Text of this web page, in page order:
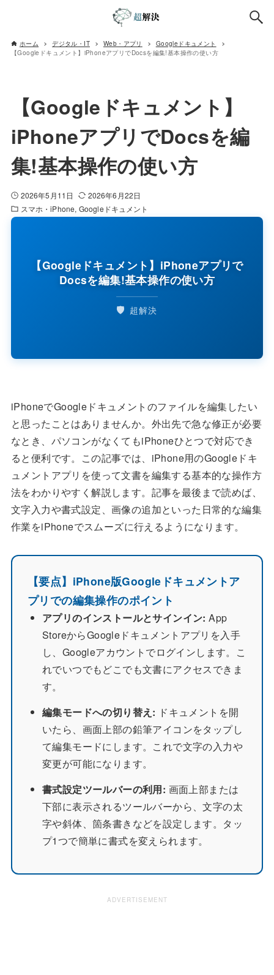
ホーム デジタル・IT Web・アプリ
Googleドキュメント
【Googleドキュメント】iPhoneアプリでDocsを編集!基本操作の使い方
【Googleドキュメント】
iPhoneアプリでDocsを編
集!基本操作の使い方
2026年5月11日
2026年6月22日
スマホ・iPhone Googleドキュメント
【Googleドキュメント】iPhoneアプリで
Docsを編集!基本操作の使い方
🛡️ 超解決
iPhoneでGoogleドキュメントのファイルを編集したい
と思ったことはありませんか。外出先で急な修正が必要
なとき、パソコンがなくてもiPhoneひとつで対応でき
ると便利です。この記事では、iPhone用のGoogleドキ
ュメントアプリを使って文書を編集する基本的な操作方
法をわかりやすく解説します。記事を最後まで読めば、
文字入力や書式設定、画像の追加といった日常的な編集
作業をiPhoneでスムーズに行えるようになります。
【要点】iPhone版Googleドキュメントア
プリでの編集操作のポイント
アプリのインストールとサインイン: App
StoreからGoogleドキュメントアプリを入手
し、Googleアカウントでログインします。こ
れでいつでもどこでも文書にアクセスできま
す。
編集モードへの切り替え: ドキュメントを開
いたら、画面上部の鉛筆アイコンをタップし
て編集モードにします。これで文字の入力や
変更が可能になります。
書式設定ツールバーの利用: 画面上部または
下部に表示されるツールバーから、文字の太
字や斜体、箇条書きなどを設定します。タッ
プ1つで簡単に書式を変えられます。
ADVERTISEMENT